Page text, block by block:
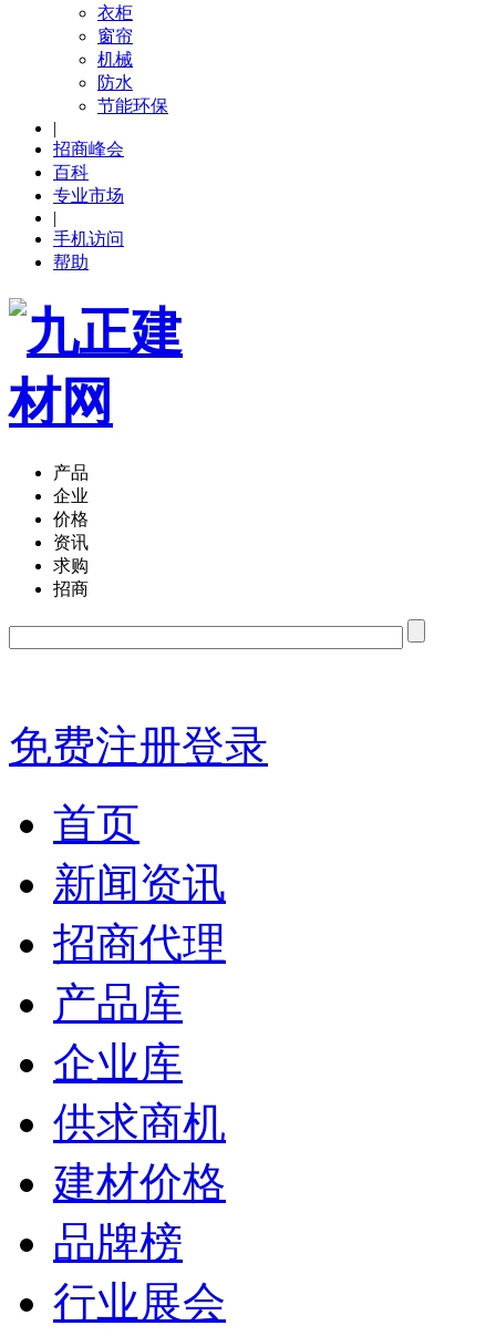
衣柜
窗帘
机械
防水
节能环保
|
招商峰会
百科
专业市场
|
手机访问
帮助
产品
企业
价格
资讯
求购
招商
免费注册登录
首页
新闻资讯
招商代理
产品库
企业库
供求商机
建材价格
品牌榜
行业展会